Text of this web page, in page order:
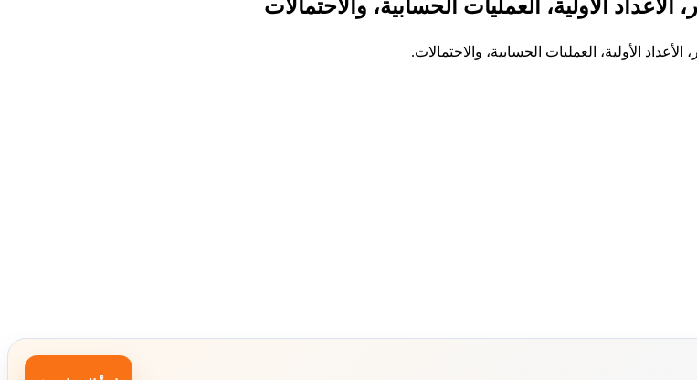
الأولية، العمليات الحسابية، والاحتمالات
الأولية، العمليات الحسابية، والاحتمالات.